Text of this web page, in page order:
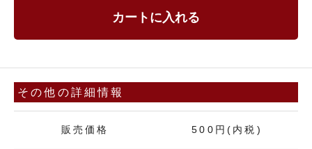
カートに入れる
その他の詳細情報
販売価格 500円(内税)